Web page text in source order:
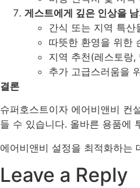
게스트에게 깊은 인상을
간식 또는 지역 특산
따뜻한 환영을 위한
지역 추천(레스토랑
추가 고급스러움을
결론
슈퍼호스트이자 에어비앤비 컨
들 수 있습니다. 올바른 용품에
에어비앤비 설정을 최적화하는
Leave a Reply